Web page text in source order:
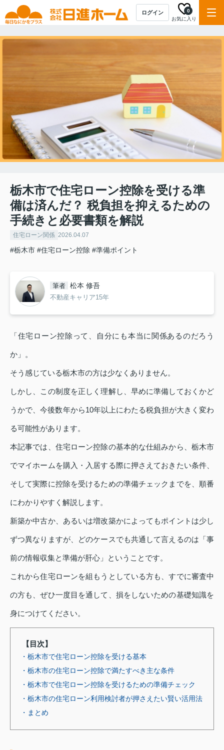
ログイン
お気に入り
0
栃木市で住宅ローン控除を受ける準
備は済んだ？ 税負担を抑えるための
手続きと必要書類を解説
住宅ローン関係 2026.04.07
#栃木市 #住宅ローン控除 #準備ポイント
筆者 松本 修吾
不動産キャリア15年
「住宅ローン控除って、自分にも本当に関係あるのだろう
か」。
そう感じている栃木市の方は少なくありません。
しかし、この制度を正しく理解し、早めに準備しておくかど
うかで、今後数年から10年以上にわたる税負担が大きく変わ
る可能性があります。
本記事では、住宅ローン控除の基本的な仕組みから、栃木市
でマイホームを購入・入居する際に押さえておきたい条件、
そして実際に控除を受けるための準備チェックまでを、順番
にわかりやすく解説します。
新築か中古か、あるいは増改築かによってもポイントは少し
ずつ異なりますが、どのケースでも共通して言えるのは「事
前の情報収集と準備が肝心」ということです。
これから住宅ローンを組もうとしている方も、すでに審査中
の方も、ぜひ一度目を通して、損をしないための基礎知識を
身につけてください。
【目次】
・栃木市で住宅ローン控除を受ける基本
・栃木市の住宅ローン控除で満たすべき主な条件
・栃木市で住宅ローン控除を受けるための準備チェック
・栃木市の住宅ローン利用検討者が押さえたい賢い活用法
・まとめ